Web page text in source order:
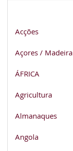
Acções
Açores / Madeira
ÁFRICA
Agricultura
Almanaques
Angola